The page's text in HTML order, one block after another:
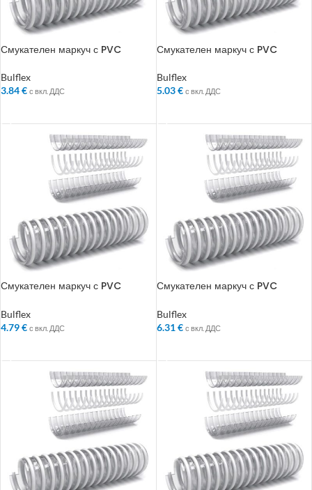
Смукателен маркуч с PVC
Bulflex
3.84€ с вкл. ДДС
Смукателен маркуч с PVC
Bulflex
5.03€ с вкл. ДДС
Смукателен маркуч с PVC
Bulflex
4.79€ с вкл. ДДС
Смукателен маркуч с PVC
Bulflex
6.31€ с вкл. ДДС